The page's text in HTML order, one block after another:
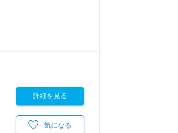
詳細を見る
気になる